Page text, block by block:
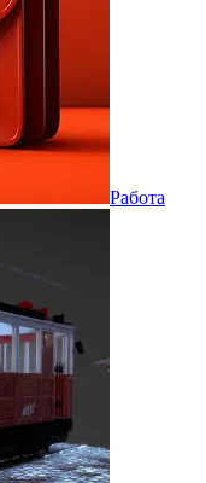
Работа